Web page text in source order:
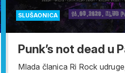
SLUŠAONICA
Punk’s not dead u
Mlada članica Ri Rock